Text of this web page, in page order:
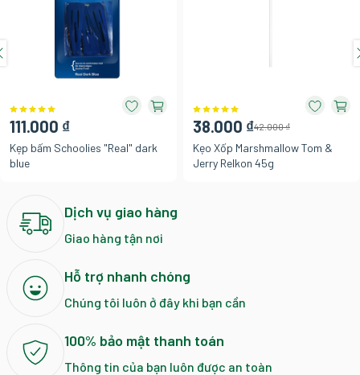
111.000 ₫
Kẹp bấm Schoolies "Real" dark
blue
38.000 ₫42.000 ₫
Kẹo Xốp Marshmallow Tom &
Jerry Relkon 45g
Dịch vụ giao hàng
Giao hàng tận nơi
Hỗ trợ nhanh chóng
Chúng tôi luôn ở đây khi bạn cần
100% bảo mật thanh toán
Thông tin của bạn luôn được an toàn